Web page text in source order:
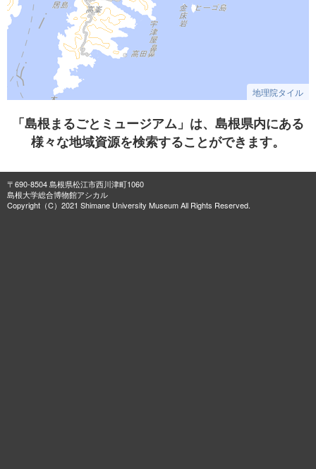
地理院タイル
「島根まるごとミュージアム」は、島根県内にある
様々な地域資源を検索することができます。
〒690-8504 島根県松江市西川津町1060
島根大学総合博物館アシカル
Copyright（C）2021 Shimane University Museum All Rights Reserved.